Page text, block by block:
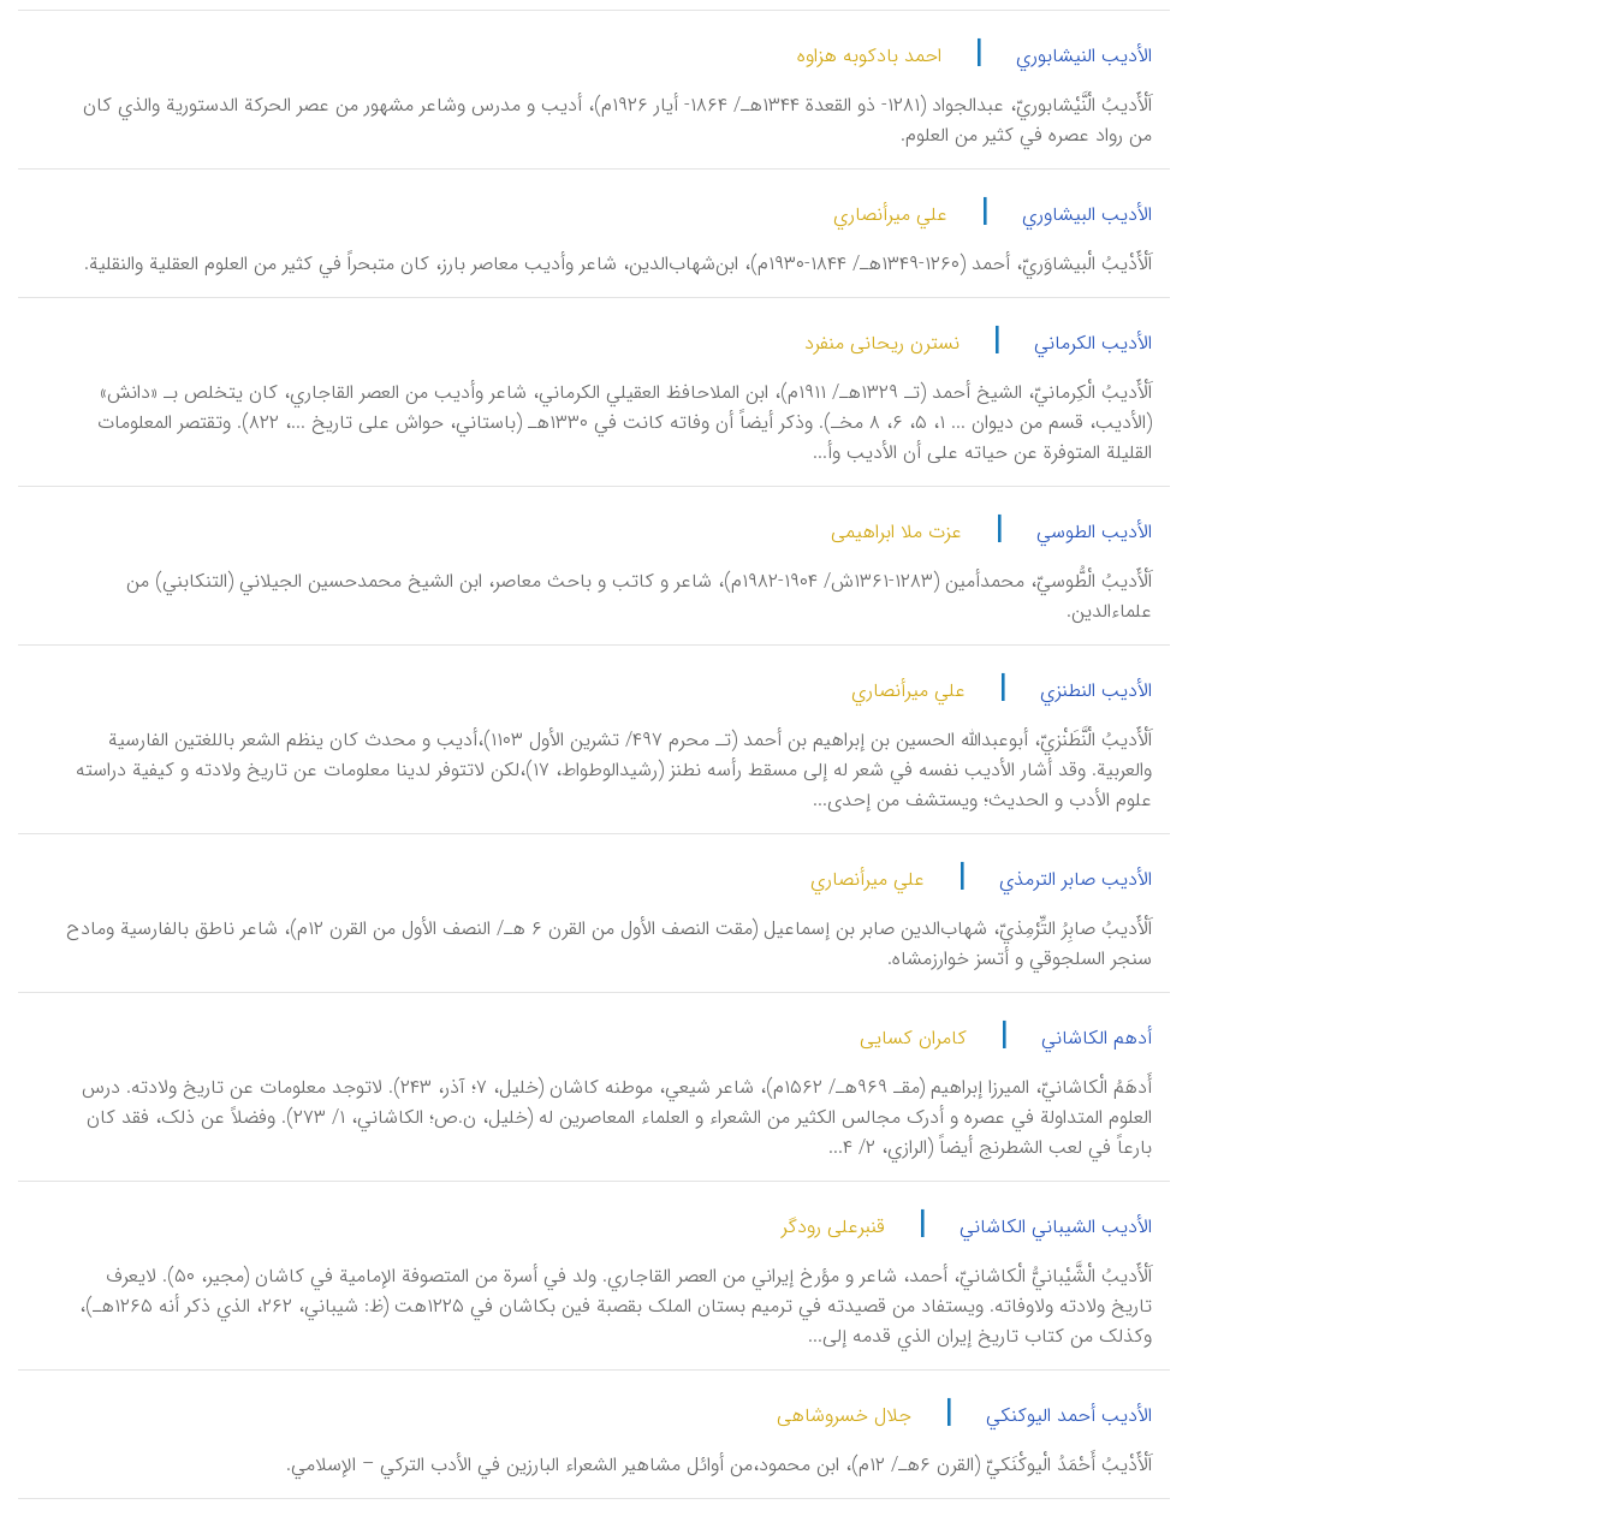
الأدیب النیشابوري |
احمد بادکوبه هزاوه
اَلْأَدیبُ الْنَّیْشابوريّ، عبدالجواد (۱۲۸۱- ذو القعدة ۱۳۴۴هـ/ ۱۸۶۴- أیار ۱۹۲۶م)، أدیب و مدرس وشاعر مشهور من عصر الحرکة الدستوریة والذي کان
من رواد عصره في کثیر من العلوم.
الأدیب البیشاوري |
علي میرأنصاري
اَلْأَدْیبُ الْبیشاوَريّ، أحمد (۱۲۶۰-۱۳۴۹هـ/ ۱۸۴۴-۱۹۳۰م)، ابن‌شهاب‌الدین، شاعر وأدیب معاصر بارز، کان متبحراً في کثیر من العلوم العقلیة والنقلیة.
الأدیب الکرماني |
نسترن ریحانی منفرد
اَلْأَدیبُ الْکِرمانيّ، الشیخ أحمد (تـ ۱۳۲۹هـ/ ۱۹۱۱م)، ابن الملاحافظ العقیلي الکرماني، شاعر وأدیب من العصر القاجاري، کان یتخلص بـ «دانش»
(الأدیب، قسم من دیوان ... ۱، ۵، ۶، ۸ مخـ). وذکر أیضاً أن وفاته کانت في ۱۳۳۰هـ (باستاني، حواش علی تاریخ ...، ۸۲۲). وتقتصر المعلومات
القلیلة المتوفرة عن حیاته علی أن الأدیب وأ...
الأدیب الطوسي |
عزت ملا ابراهیمی
اَلْأَدیبُ الْطُّوسيّ، محمدأمین (۱۲۸۳-۱۳۶۱ش/ ۱۹۰۴-۱۹۸۲م)، شاعر و کاتب و باحث معاصر، ابن الشیخ محمدحسین الجیلاني (التنکابني) من
علماءالدین.
الأدیب النطنزي |
علي میرأنصاري
اَلْأَدیبُ الْنَّطَنْزيّ، أبوعبدالله الحسین بن إبراهیم بن أحمد (تـ محرم ۴۹۷/ تشرین الأول ۱۱۰۳)،أدیب و محدث کان ینظم الشعر باللغتین الفارسیة
والعربیة. وقد أشار الأدیب نفسه في شعر له إلی مسقط رأسه نطنز (رشیدالوطواط، ۱۷)،لکن لاتتوفر لدینا معلومات عن تاریخ ولادته و کیفیة دراسته
علوم الأدب و الحدیث؛ ویستشف من إحدی...
الأدیب صابر الترمذي |
علي میرأنصاري
اَلْأَدیبُ صابِرُ التِّرْمِذيّ، شهاب‌الدین صابر بن إسماعیل (مقت النصف الأول من القرن ۶ هـ/ النصف الأول من القرن ۱۲م)، شاعر ناطق بالفارسیة ومادح
سنجر السلجوقي و أتسز خوارزمشاه.
أدهم الکاشاني |
کامران کسایی
أَدهَمُ الْکاشانيّ، المیرزا إبراهیم (مقـ ۹۶۹هـ/ ۱۵۶۲م)، شاعر شیعي، موطنه کاشان (خلیل، ۷؛ آذر، ۲۴۳). لاتوجد معلومات عن تاریخ ولادته. درس
العلوم المتداولة في عصره و أدرک مجالس الکثیر من الشعراء و العلماء المعاصرین له (خلیل، ن.ص؛ الکاشاني، ۱/ ۲۷۳). وفضلاً عن ذلک، فقد کان
بارعاً في لعب الشطرنج أیضاً (الرازي، ۲/ ۴...
الأدیب الشیباني الکاشاني |
قنبرعلی رودگر
اَلْأَدیبُ الْشَّیْبانيُّ الْکاشانيّ، أحمد، شاعر و مؤرخ إیراني من العصر القاجاري. ولد في أسرة من المتصوفة الإمامیة في کاشان (مجیر، ۵۰). لایعرف
تاریخ ولادته ولاوفاته. ویستفاد من قصیدته في ترمیم بستان الملک بقصبة فین بکاشان في ۱۲۲۵هت (ظ: شیباني، ۲۶۲، الذي ذکر أنه ۱۲۶۵هـ)،
وکذلک من کتاب تاریخ إیران الذي قدمه إلی...
الأدیب أحمد الیوکنکي |
جلال خسروشاهی
اَلْأَدْیبُ أَحْمَدُ الْیوکْنَکيّ (القرن ۶هـ/ ۱۲م)، ابن محمود،من أوائل مشاهیر الشعراء البارزین في الأدب الترکي – الإسلامي.